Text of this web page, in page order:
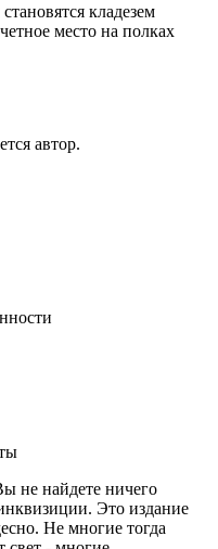
кладезем
место на полках
автор.
не найдете ничего
Это издание
Не многие тогда